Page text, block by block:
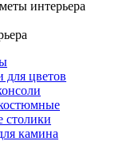
для цветов
столики
камина